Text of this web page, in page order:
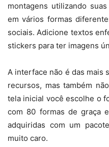
montagens utilizando
em vários formas
sociais. Adicione textos
stickers para ter imagens
A interface não é das mais
recursos, mas também
tela inicial você escolhe o
com 80 formas de graça
adquiridas com um
muito caro.